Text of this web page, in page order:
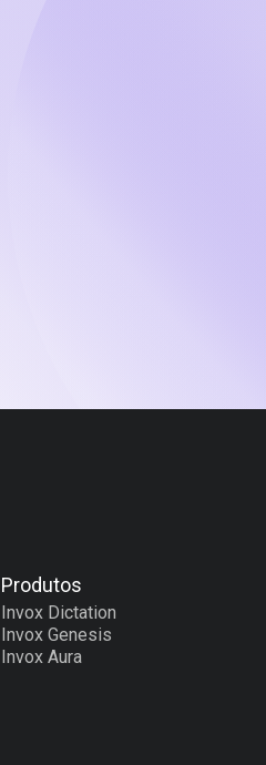
Produtos
Invox Dictation
Invox Genesis
Invox Aura